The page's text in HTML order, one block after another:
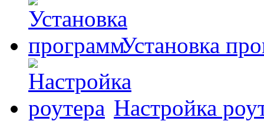
Установка
Настройка